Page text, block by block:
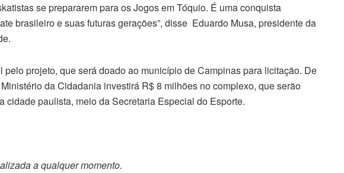
se prepararem para os Jogos em Tóquio. É uma conquista
brasileiro e suas futuras gerações”, disse Eduardo Musa, presidente da
pelo projeto, que será doado ao município de Campinas para licitação. De
da Cidadania investirá R$ 8 milhões no complexo, que serão
cidade paulista, meio da Secretaria Especial do Esporte.
a qualquer momento.